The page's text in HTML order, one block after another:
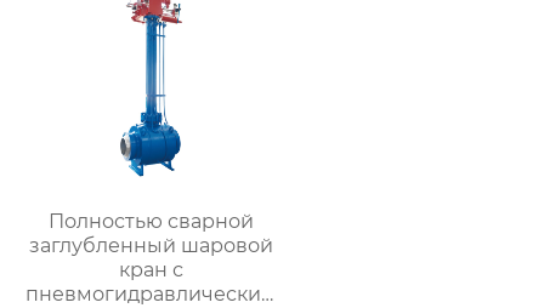
Полностью сварной
заглубленный шаровой
кран с
пневмогидравлическим